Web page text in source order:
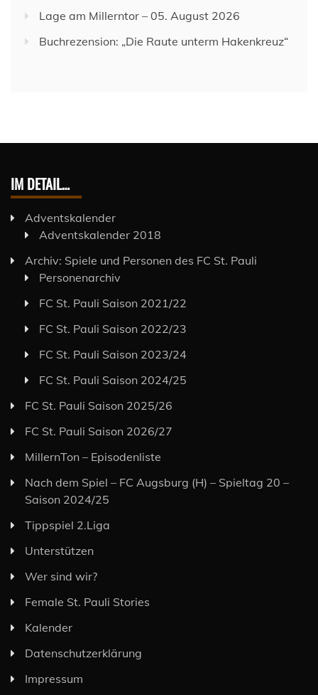
Lage am Millerntor – 05. August 2026
Buchrezension: „Die Raute unterm Hakenkreuz“
IM DETAIL…
Adventskalender
Adventskalender 2018
Archiv: Spiele und Personen des FC St. Pauli
Personenarchiv
FC St. Pauli Saison 2021/22
FC St. Pauli Saison 2022/23
FC St. Pauli Saison 2023/24
FC St. Pauli Saison 2024/25
FC St. Pauli Saison 2025/26
FC St. Pauli Saison 2026/27
MillernTon – Episodenliste
Nach dem Spiel – FC Augsburg (H) – Spieltag 20 –
Saison 2024/25
Tippspiel 2.Liga
Unterstützen
Wer sind wir?
Female St. Pauli Stories
Kalender
Datenschutzerklärung
Impressum